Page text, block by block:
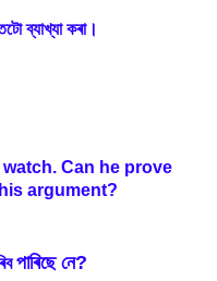
ব্যাখ্যা কৰা।
Can he prove
argument?
পাৰিছে নে?